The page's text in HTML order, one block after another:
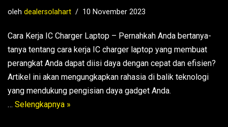
oleh dealersolahart 10 November 2023
Cara Kerja IC Charger Laptop – Pernahkah Anda bertanya-
tanya tentang cara kerja IC charger laptop yang membuat
perangkat Anda dapat diisi daya dengan cepat dan efisien?
Artikel ini akan mengungkapkan rahasia di balik teknologi
yang mendukung pengisian daya gadget Anda.
… Selengkapnya »